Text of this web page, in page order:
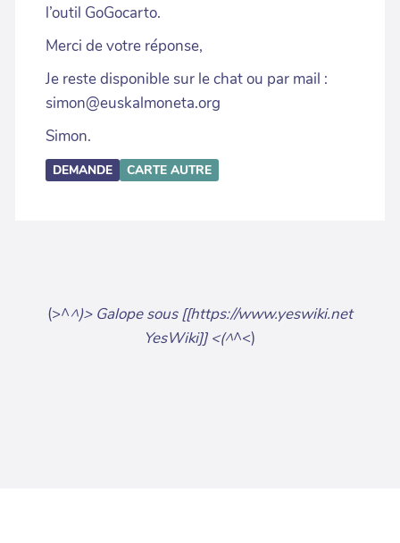
l’outil GoGocarto.
Merci de votre réponse,
Je reste disponible sur le chat ou par mail :
simon@euskalmoneta.org
Simon.
DEMANDE CARTE AUTRE
(>^^)> Galope sous [[https://www.yeswiki.net
YesWiki]] <(^^<)